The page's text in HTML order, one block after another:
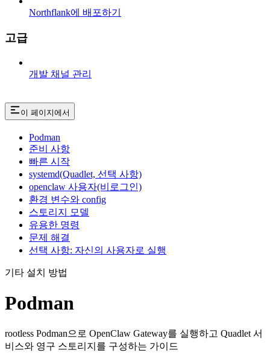
Northflank에 배포하기
고급
개발 채널 관리
이 페이지에서
Podman
준비 사항
빠른 시작
systemd(Quadlet, 선택 사항)
openclaw 사용자(비로그인)
환경 변수와 config
스토리지 모델
유용한 명령
문제 해결
선택 사항: 자신의 사용자로 실행
기타 설치 방법
Podman
rootless Podman으로 OpenClaw Gateway를 실행하고 Quadlet 서
비스와 영구 스토리지를 구성하는 가이드